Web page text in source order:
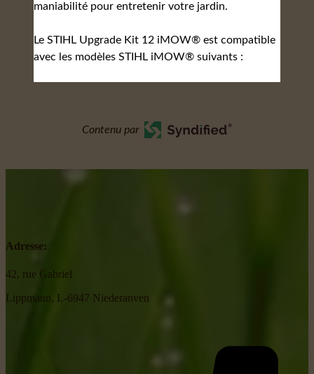
maniabilité pour entretenir votre jardin.
Le STIHL Upgrade Kit 12 iMOW® est compatible
avec les modèles STIHL iMOW® suivants :
Contenu par
Adresse:
42, rue Gabriel
Lippmann, L-6947 Niederanven